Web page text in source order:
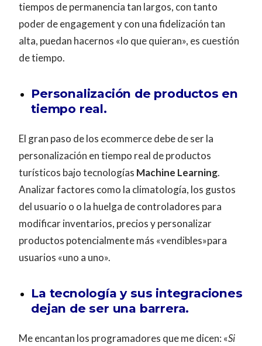
tiempos de permanencia tan largos, con tanto
poder de engagement y con una fidelización tan
alta, puedan hacernos «lo que quieran», es cuestión
de tiempo.
Personalización de productos en
tiempo real.
El gran paso de los ecommerce debe de ser la
personalización en tiempo real de productos
turísticos bajo tecnologías Machine Learning.
Analizar factores como la climatología, los gustos
del usuario o o la huelga de controladores para
modificar inventarios, precios y personalizar
productos potencialmente más «vendibles»para
usuarios «uno a uno».
La tecnología y sus integraciones
dejan de ser una barrera.
Me encantan los programadores que me dicen: «Si